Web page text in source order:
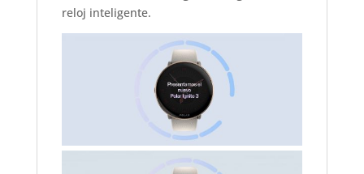
reloj inteligente.